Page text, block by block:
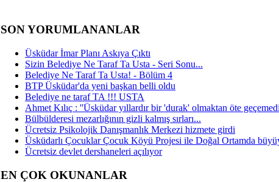
SON YORUMLANANLAR
Üsküdar İmar Planı Askıya Çıktı
Sizin Belediye Ne Taraf Ta Usta - Seri Sonu...
Belediye Ne Taraf Ta Usta! - Bölüm 4
BTP Üsküdar'da yeni başkan belli oldu
Belediye ne taraf TA !!! USTA
Ahmet Kılıç : ''Üsküdar yıllardır bir 'durak' olmaktan öte
Bülbülderesi mezarlığının gizli kalmış sırları...
Ücretsiz Psikolojik Danışmanlık Merkezi hizmete girdi
Üsküdarlı Çocuklar Çocuk Köyü Projesi ile Doğal Ortamda
Ücretsiz devlet dershaneleri açılıyor
EN ÇOK OKUNANLAR